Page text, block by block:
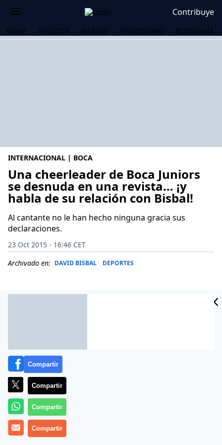
Contribuye
HOME POLÍTICA MUNDO PERIODISMO ECONOMÍA
INTERNACIONAL | BOCA
Una cheerleader de Boca Juniors
se desnuda en una revista… ¡y
habla de su relación con Bisbal!
Al cantante no le han hecho ninguna gracia sus
declaraciones.
23 Oct 2015 - 16:46 CET
Archivado en: DAVID BISBAL DEPORTES
Julieta Ortiz, a sus 21 años, ha aparecido en la portada
de la revista Interviú donde ha asegurado que
Compartir
Compartir
Compartir
Compartir